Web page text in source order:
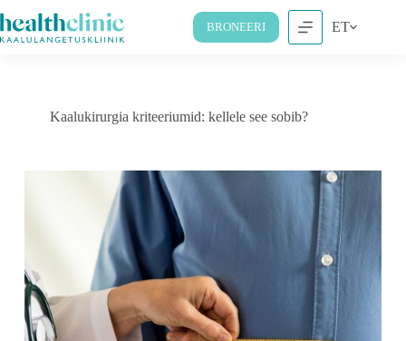
BRONEERI ET
Kaalukirurgia kriteeriumid: kellele see sobib?